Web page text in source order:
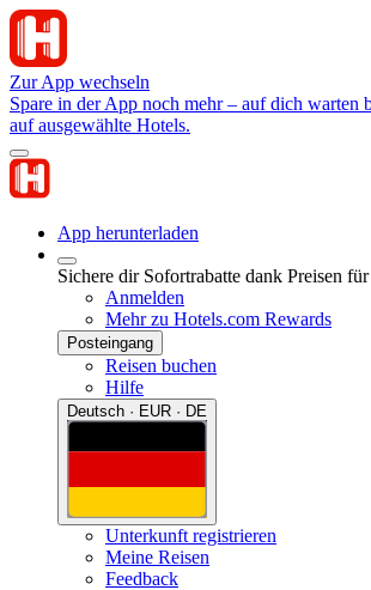
Zur App wechseln
Spare in der App noch mehr – auf dich warten
auf ausgewählte Hotels.
App herunterladen
Sichere dir Sofortrabatte dank Preisen
Anmelden
Mehr zu Hotels.com Rewards
Posteingang
Reisen buchen
Hilfe
Deutsch · EUR · DE
Unterkunft registrieren
Meine Reisen
Feedback